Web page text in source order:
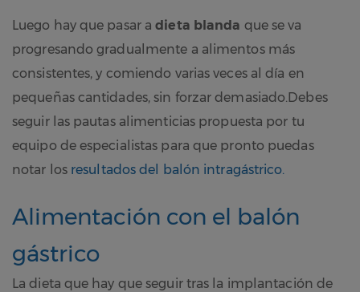
Luego hay que pasar adieta blanda que se va
progresando gradualmente a alimentos más
consistentes, y comiendo varias veces al día en
pequeñas cantidades, sin forzar demasiado.Debes
seguir las pautas alimenticias propuesta por tu
equipo de especialistas para que pronto puedas
notar los resultados del balón intragástrico.
Alimentación con el balón
gástrico
La dieta que hay que seguir tras la implantación de